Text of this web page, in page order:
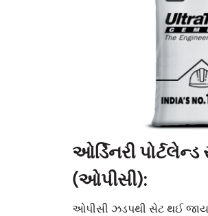
ઓર્ડિનરી
(ઓપીસી):
ઓપીસી ઝડપથી સેટ થઈ જાય